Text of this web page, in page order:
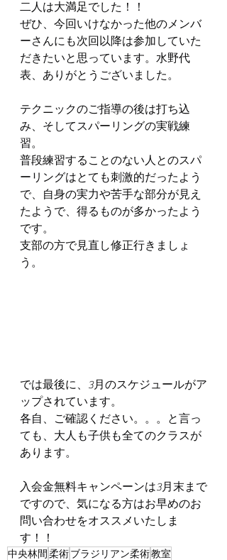
二人は大満足でした！！
ぜひ、今回いけなかった他のメンバ
ーさんにも次回以降は参加していた
だきたいと思っています。水野代
表、ありがとうございました。
テクニックのご指導の後は打ち込
み、そしてスパーリングの実戦練
習。
普段練習することのない人とのスパ
ーリングはとても刺激的だったよう
で、自身の実力や苦手な部分が見え
たようで、得るものが多かったよう
です。
支部の方で見直し修正行きましょ
う。
では最後に、3月のスケジュールがア
ップされています。
各自、ご確認ください。。。と言っ
ても、大人も子供も全てのクラスが
あります。
入会金無料キャンペーンは3月末まで
ですので、気になる方はお早めのお
問い合わせをオススメいたしま
す！！
中央林間 柔術ブラジリアン柔術教室